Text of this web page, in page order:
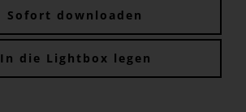
Sofort downloaden
In die Lightbox legen